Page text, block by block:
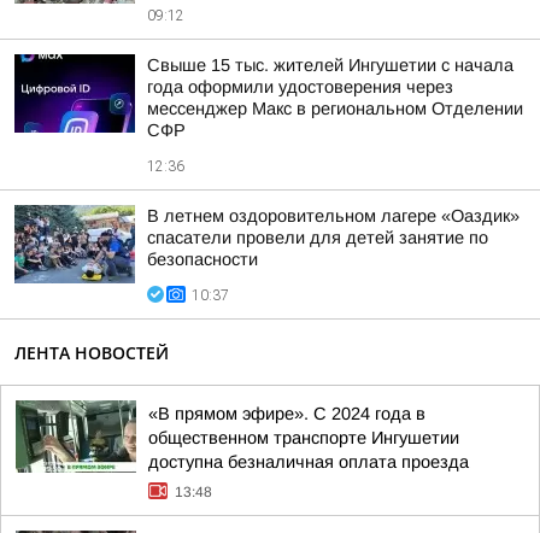
09:12
Свыше 15 тыс. жителей Ингушетии с начала
года оформили удостоверения через
мессенджер Макс в региональном Отделении
СФР
12:36
В летнем оздоровительном лагере «Оаздик»
спасатели провели для детей занятие по
безопасности
10:37
ЛЕНТА НОВОСТЕЙ
«В прямом эфире». С 2024 года в
общественном транспорте Ингушетии
доступна безналичная оплата проезда
13:48